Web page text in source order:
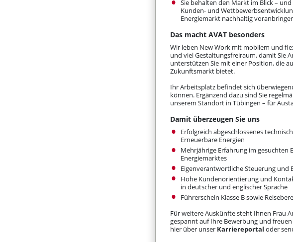
Sie behalten den Markt im Blick –
Kunden- und
Energiemarkt nachhaltig
Das macht AVAT besonders
Wir leben New Work mit mobilem und
und viel Gestaltungsfreiraum, damit Sie
unterstützen Sie mit einer Position, die
Zukunftsmarkt bietet.
Ihr Arbeitsplatz befindet sich
können. Ergänzend dazu sind Sie
unserem Standort in Tübingen – für
Damit überzeugen Sie uns
Erfolgreich abgeschlossenes
Erneuerbare Energien
Mehrjährige Erfahrung im gesuchten
Energiemarktes
Eigenverantwortliche Steuerung und
Hohe Kundenorientierung und
in deutscher und englischer Sprache
Führerschein Klasse B sowie
Für weitere Auskünfte steht Ihnen Frau
gespannt auf Ihre Bewerbung und
hier über unser Karriereportal oder